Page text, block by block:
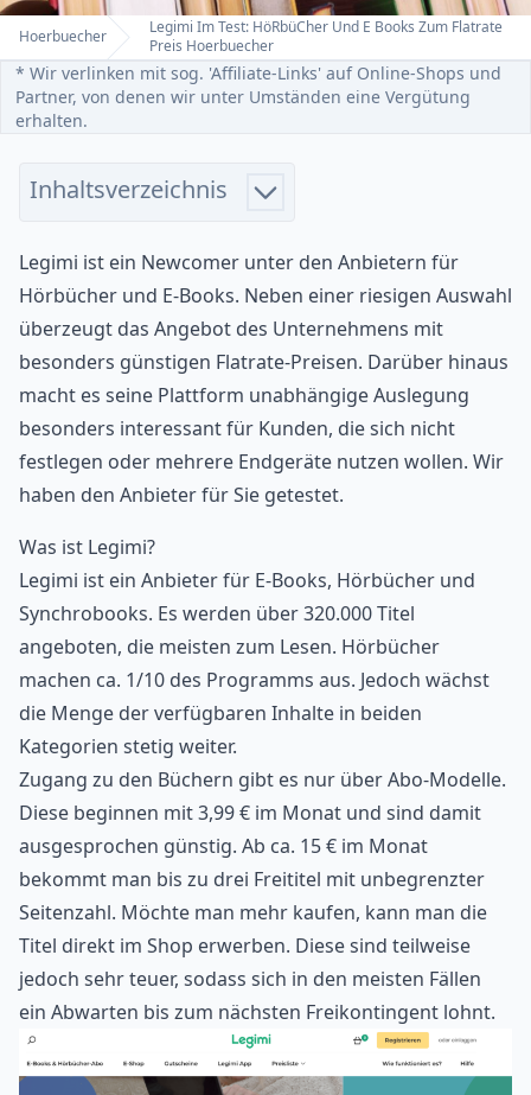
Home
Hoerbuecher
Legimi Im Test: HöRbüCher Und E Books Zum Flatrate
Preis Hoerbuecher
* Wir verlinken mit sog. 'Affiliate-Links' auf Online-Shops und
Partner, von denen wir unter Umständen eine Vergütung
erhalten.
Legimi ist ein Newcomer unter den Anbietern für
Hörbücher und E-Books. Neben einer riesigen Auswahl
überzeugt das Angebot des Unternehmens mit
besonders günstigen Flatrate-Preisen. Darüber hinaus
macht es seine Plattform unabhängige Auslegung
besonders interessant für Kunden, die sich nicht
festlegen oder mehrere Endgeräte nutzen wollen. Wir
haben den Anbieter für Sie getestet.
Was ist Legimi?
Legimi ist ein Anbieter für E-Books, Hörbücher und
Synchrobooks. Es werden über 320.000 Titel
angeboten, die meisten zum Lesen. Hörbücher
machen ca. 1/10 des Programms aus. Jedoch wächst
die Menge der verfügbaren Inhalte in beiden
Kategorien stetig weiter.
Zugang zu den Büchern gibt es nur über Abo-Modelle.
Diese beginnen mit 3,99 € im Monat und sind damit
ausgesprochen günstig. Ab ca. 15 € im Monat
bekommt man bis zu drei Freititel mit unbegrenzter
Seitenzahl. Möchte man mehr kaufen, kann man die
Titel direkt im Shop erwerben. Diese sind teilweise
jedoch sehr teuer, sodass sich in den meisten Fällen
ein Abwarten bis zum nächsten Freikontingent lohnt.
Inhaltsverzeichnis